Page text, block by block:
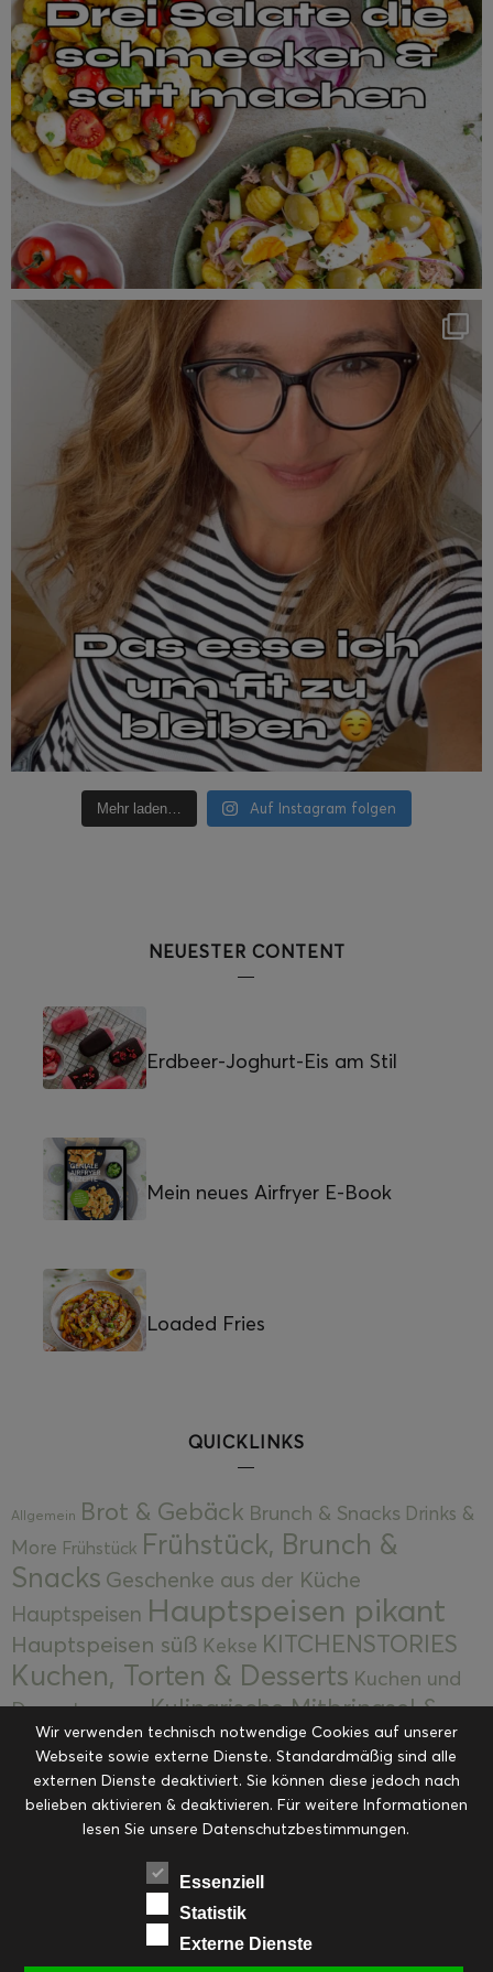
Mehr laden… Auf Instagram folgen
NEUESTER CONTENT
Erdbeer-Joghurt-Eis am Stil
Mein neues Airfryer E-Book
Loaded Fries
QUICKLINKS
Allgemein Brot & Gebäck Brunch & Snacks Drinks &
More Frühstück Frühstück, Brunch &
Snacks Geschenke aus der Küche
Hauptspeisen Hauptspeisen pikant
Hauptspeisen süß Kekse KITCHENSTORIES
Kuchen, Torten & Desserts Kuchen und
Desserts
Kulinarische Mitbringsel &
Eingemachtes Ohne Kategorie Ostern Resteküche
RezepteSaisonalSliderStartseite
Suppen, Salate & Vorspeisen Vorspeisen &
Vorspeisen, Salate & Suppen
Weihnachten Workshops & Events
Wir verwenden technisch notwendige Cookies auf unserer
Webseite sowie externe Dienste. Standardmäßig sind alle
externen Dienste deaktiviert. Sie können diese jedoch nach
belieben aktivieren & deaktivieren. Für weitere Informationen
lesen Sie unsere Datenschutzbestimmungen.
Essenziell
Statistik
Externe Dienste